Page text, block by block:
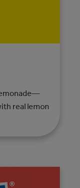
real lemon